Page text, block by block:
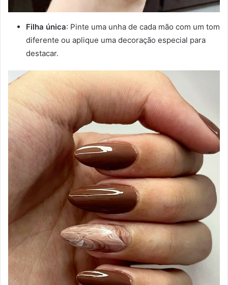
Filha única: Pinte uma unha de cada mão com um tom
diferente ou aplique uma decoração especial para
destacar.